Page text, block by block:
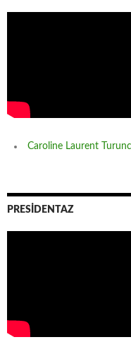
Caroline Laurent Turunc
PRESİDENTAZ